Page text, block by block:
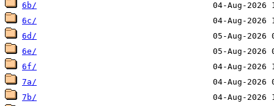
6b/
6c/
6d/
6e/
6f/
7a/
7b/